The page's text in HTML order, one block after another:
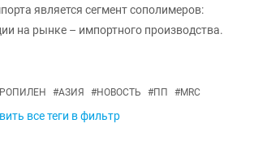
является сегмент сополимеров:
на рынке – импортного производства.
#АЗИЯ #НОВОСТЬ #ПП #MRC
все теги в фильтр